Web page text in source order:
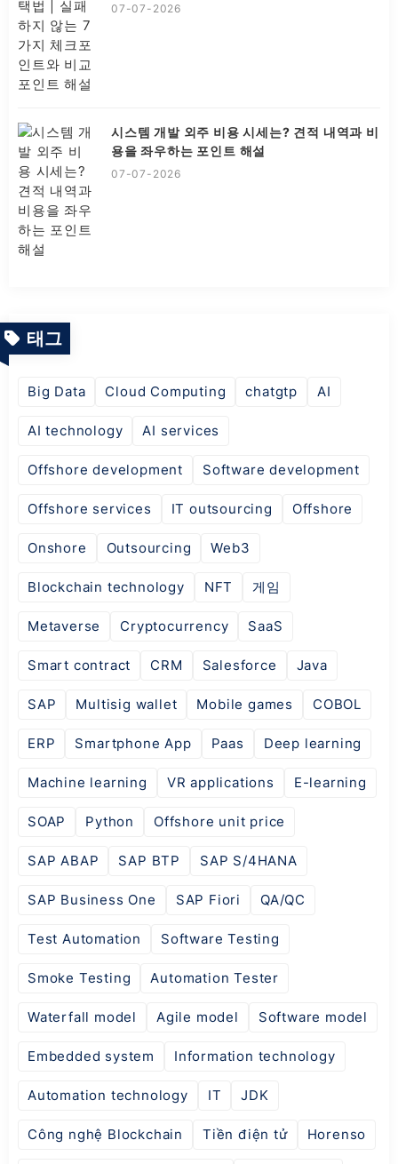
태그
Big Data Cloud Computing chatgtp AI
AI technology AI services
Offshore development Software development
Offshore services IT outsourcing Offshore
Onshore Outsourcing Web3
Blockchain technology NFT 게임
Metaverse Cryptocurrency SaaS
Smart contract CRM Salesforce Java
SAP Multisig wallet Mobile games COBOL
ERP Smartphone App Paas Deep learning
Machine learning VR applications E-learning
SOAP Python Offshore unit price
SAP ABAP SAP BTP SAP S/4HANA
SAP Business One SAP Fiori QA/QC
Test Automation Software Testing
Smoke Testing Automation Tester
Waterfall model Agile model Software model
Embedded system Information technology
Automation technology IT JDK
Công nghệ Blockchain Tiền điện tử Horenso
07-07-2026
시스템 개발 외주 비용 시세는? 견적 내역과 비
용을 좌우하는 포인트 해설
07-07-2026